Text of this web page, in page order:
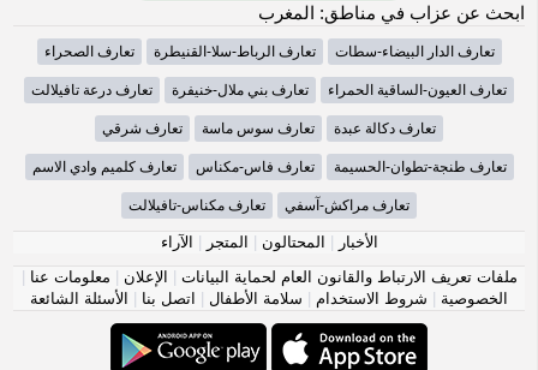
ابحث عن عزاب في مناطق: المغرب
تعارف الدار البيضاء-سطات تعارف الرباط-سلا-القنيطرة تعارف الصحراء
تعارف العيون-الساقية الحمراء تعارف بني ملال-خنيفرة تعارف درعة تافيلالت
تعارف دكالة عبدة تعارف سوس ماسة تعارف شرقي
تعارف طنجة-تطوان-الحسيمة تعارف فاس-مكناس تعارف كلميم وادي الاسم
تعارف مراكش-آسفي تعارف مكناس-تافيلالت
الأخبار | المحتالون | المتجر | الآراء
ملفات تعريف الارتباط والقانون العام لحماية البيانات | الإعلان | معلومات عنا |
الخصوصية | شروط الاستخدام | سلامة الأطفال | اتصل بنا | الأسئلة الشائعة